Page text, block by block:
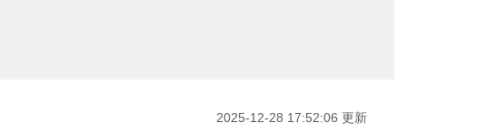
2025-12-28 17:52:06 更新